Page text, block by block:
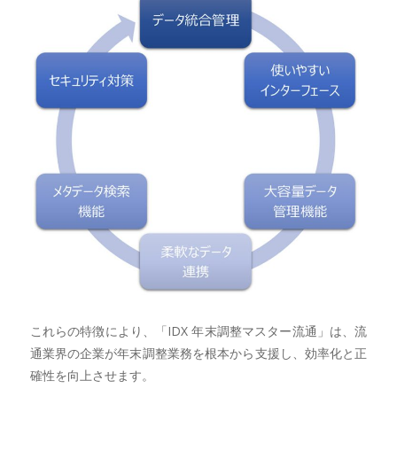
これらの特徴により、「IDX 年末調整マスター流通」は、流
通業界の企業が年末調整業務を根本から支援し、効率化と正
確性を向上させます。